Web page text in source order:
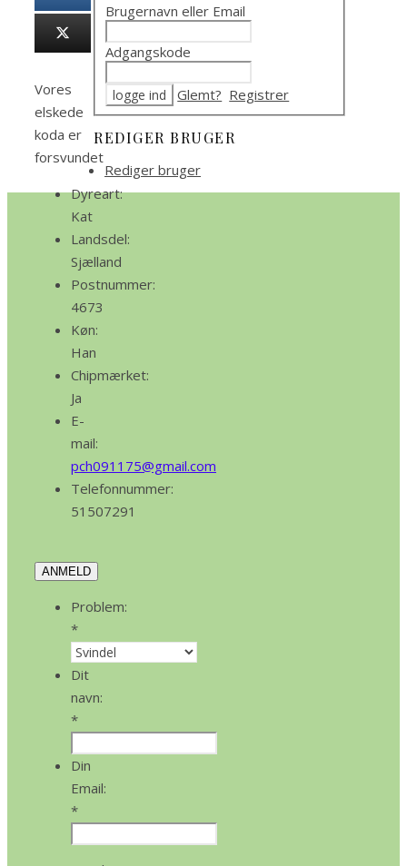
Vores
elskede
koda er
forsvundet
Dyreart:
Kat
Landsdel:
Sjælland
Postnummer:
4673
Køn:
Han
Chipmærket:
Ja
E-
mail:
pch091175@gmail.com
Telefonnummer:
51507291
ANMELD
Problem:
*
Dit
navn:
*
Din
Email:
*
Brugernavn eller Email
Adgangskode
Glemt? Registrer
REDIGER BRUGER
Rediger bruger